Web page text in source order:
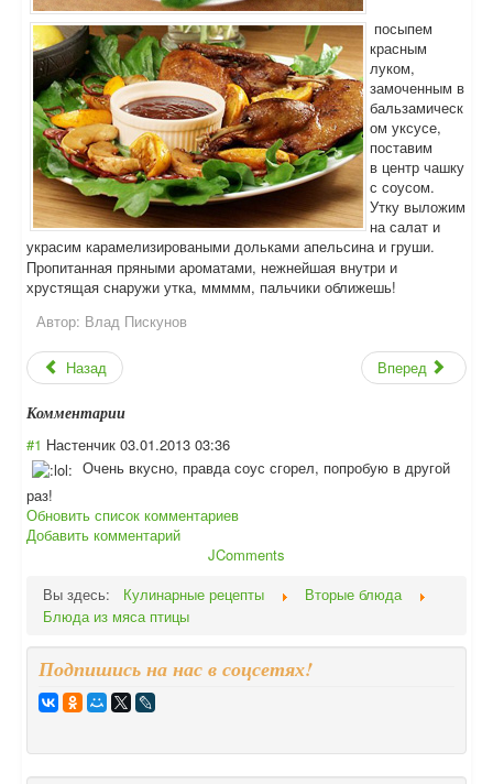
посыпем
красным
луком,
замоченным в
бальзамическ
ом уксусе,
поставим
в центр чашку
с соусом.
Утку выложим
на салат и
украсим карамелизироваными дольками апельсина и груши.
Пропитанная пряными ароматами, нежнейшая внутри и
хрустящая снаружи утка, ммммм, пальчики оближешь!
Автор: Влад Пискунов
Назад Вперед
Комментарии
#1 Настенчик 03.01.2013 03:36
Очень вкусно, правда соус сгорел, попробую в другой
раз!
Обновить список комментариев
Добавить комментарий
JComments
Вы здесь:
Кулинарные рецепты
Вторые блюда
Блюда из мяса птицы
Подпишись на нас в соцсетях!